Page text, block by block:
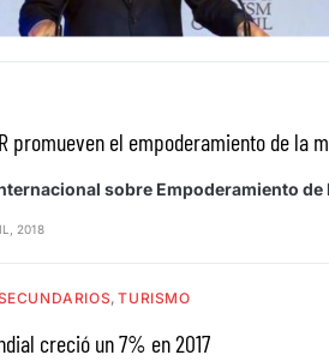
promueven el empoderamiento de la
sobre Empoderamiento
2018
TURISMO
creció un 7% en 2017